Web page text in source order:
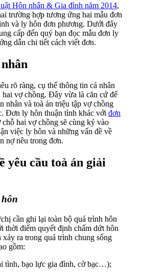
Hôn nhân & Gia đình năm 2014,
trường hợp tương ứng hai mẫu đơn
và ly hôn đơn phương. Dưới đây
cấp đến quý bạn đọc mẫu đơn ly
dẫn chi tiết cách viết đơn.
rõ ràng, cụ thể thông tin cá nhân
hai vợ chồng. Đây vừa là căn cứ để
nhân và toà án triệu tập vợ chồng
Đơn ly hôn thuận tình khác với đơn
hai vợ chồng sẽ cùng ký vào
việc ly hôn và những vấn đề về
nợ nêu trong đơn.
yêu cầu toà án giải
cần ghi lại toàn bộ quá trình hôn
thời điểm quyết định chấm dứt hôn
xảy ra trong quá trình chung sống
gồm:
tình, bạo lực gia đình, cờ bạc…);